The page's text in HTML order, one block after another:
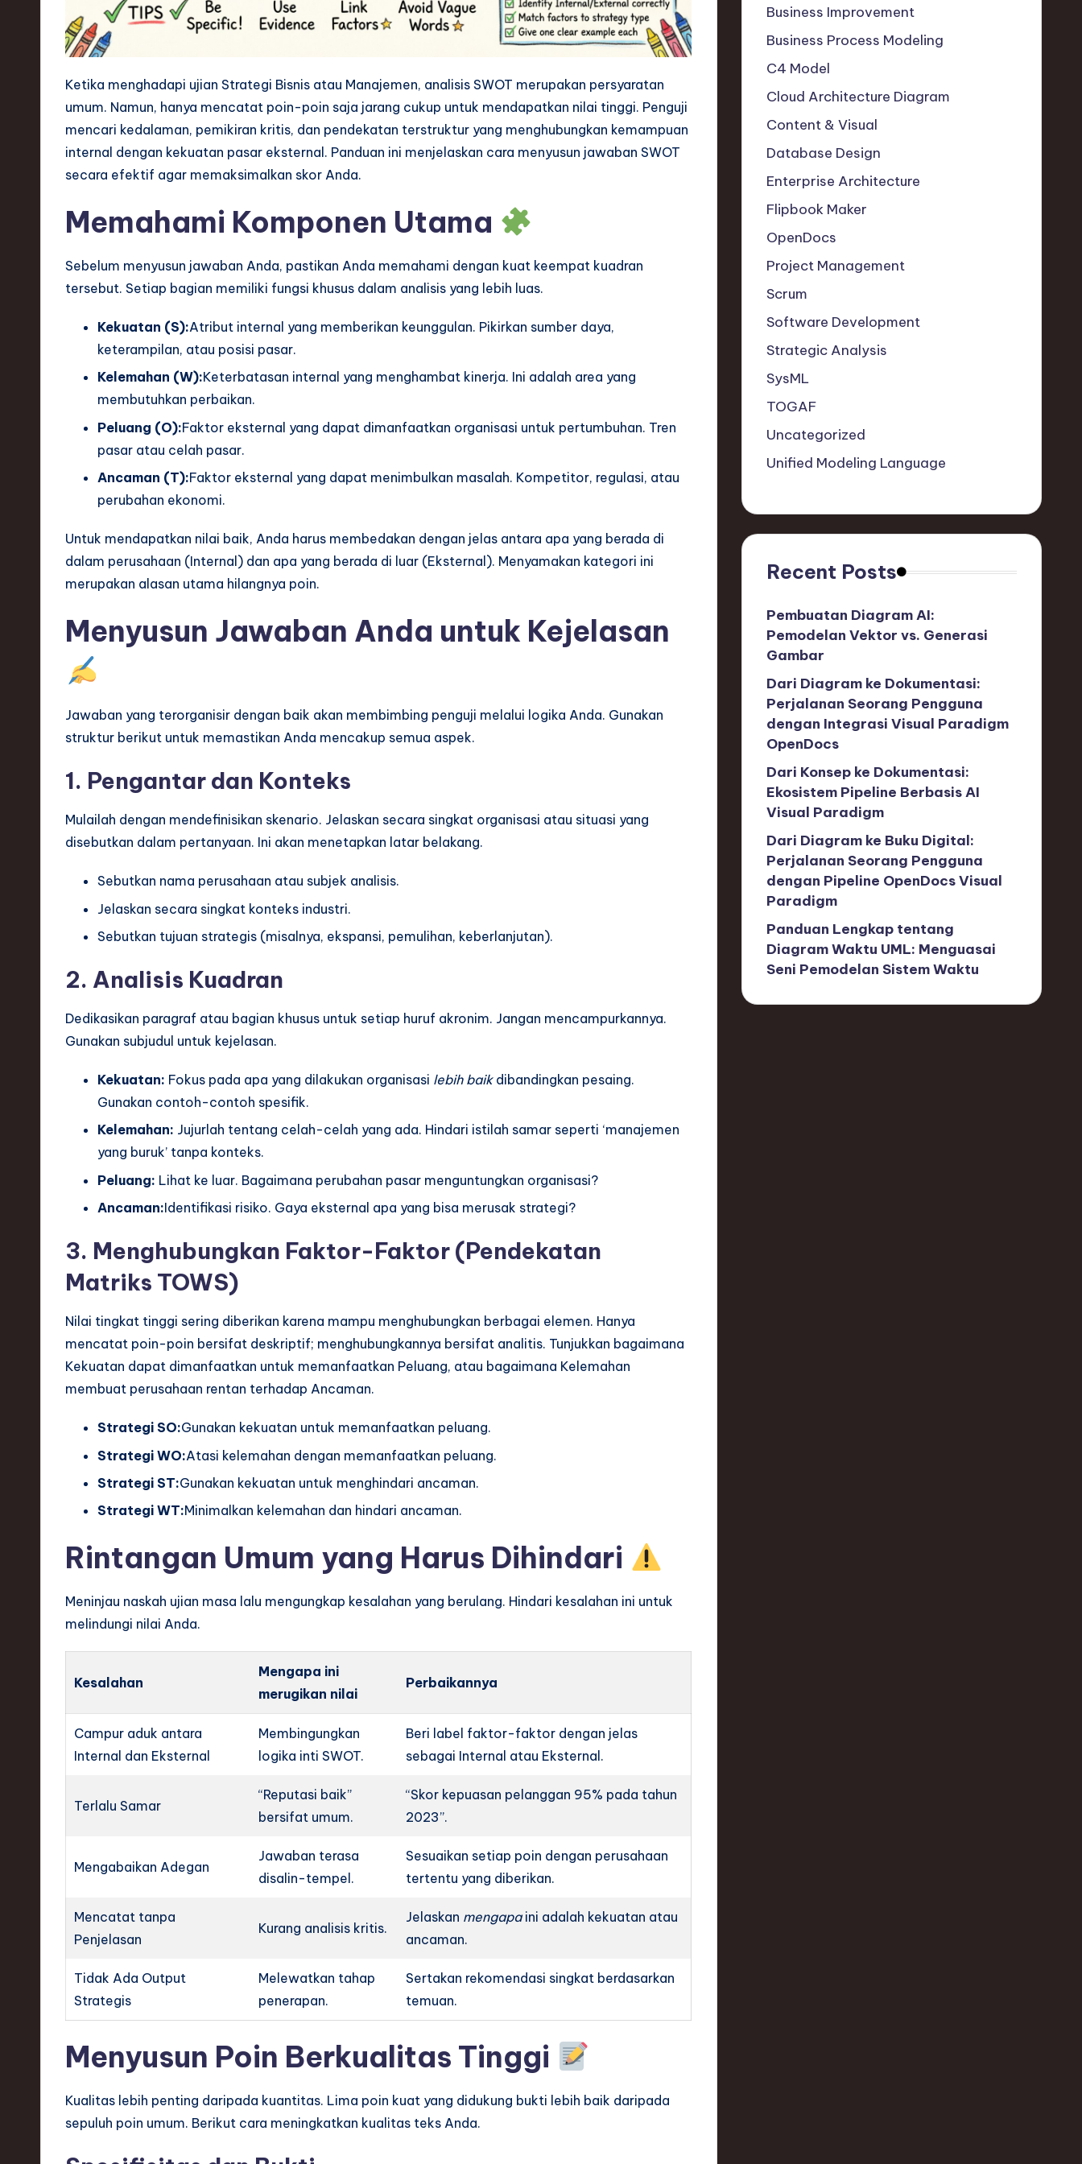
Ketika menghadapi ujian Strategi Bisnis atau Manajemen, analisis SWOT merupakan persyaratan
umum. Namun, hanya mencatat poin-poin saja jarang cukup untuk mendapatkan nilai tinggi. Penguji
mencari kedalaman, pemikiran kritis, dan pendekatan terstruktur yang menghubungkan kemampuan
internal dengan kekuatan pasar eksternal. Panduan ini menjelaskan cara menyusun jawaban SWOT
secara efektif agar memaksimalkan skor Anda.
Memahami Komponen Utama
Sebelum menyusun jawaban Anda, pastikan Anda memahami dengan kuat keempat kuadran
tersebut. Setiap bagian memiliki fungsi khusus dalam analisis yang lebih luas.
Kekuatan (S):Atribut internal yang memberikan keunggulan. Pikirkan sumber daya,
keterampilan, atau posisi pasar.
Kelemahan (W):Keterbatasan internal yang menghambat kinerja. Ini adalah area yang
membutuhkan perbaikan.
Peluang (O):Faktor eksternal yang dapat dimanfaatkan organisasi untuk pertumbuhan. Tren
pasar atau celah pasar.
Ancaman (T):Faktor eksternal yang dapat menimbulkan masalah. Kompetitor, regulasi, atau
perubahan ekonomi.
Untuk mendapatkan nilai baik, Anda harus membedakan dengan jelas antara apa yang berada di
dalam perusahaan (Internal) dan apa yang berada di luar (Eksternal). Menyamakan kategori ini
merupakan alasan utama hilangnya poin.
Menyusun Jawaban Anda untuk Kejelasan
Jawaban yang terorganisir dengan baik akan membimbing penguji melalui logika Anda. Gunakan
struktur berikut untuk memastikan Anda mencakup semua aspek.
1. Pengantar dan Konteks
Mulailah dengan mendefinisikan skenario. Jelaskan secara singkat organisasi atau situasi yang
disebutkan dalam pertanyaan. Ini akan menetapkan latar belakang.
Sebutkan nama perusahaan atau subjek analisis.
Jelaskan secara singkat konteks industri.
Sebutkan tujuan strategis (misalnya, ekspansi, pemulihan, keberlanjutan).
2. Analisis Kuadran
Dedikasikan paragraf atau bagian khusus untuk setiap huruf akronim. Jangan mencampurkannya.
Gunakan subjudul untuk kejelasan.
Kekuatan: Fokus pada apa yang dilakukan organisasi lebih baikdibandingkan pesaing.
Gunakan contoh-contoh spesifik.
Kelemahan: Jujurlah tentang celah-celah yang ada. Hindari istilah samar seperti ‘manajemen
yang buruk’ tanpa konteks.
Peluang: Lihat ke luar. Bagaimana perubahan pasar menguntungkan organisasi?
Ancaman:Identifikasi risiko. Gaya eksternal apa yang bisa merusak strategi?
3. Menghubungkan Faktor-Faktor (Pendekatan
Matriks TOWS)
Nilai tingkat tinggi sering diberikan karena mampu menghubungkan berbagai elemen. Hanya
mencatat poin-poin bersifat deskriptif; menghubungkannya bersifat analitis. Tunjukkan bagaimana
Kekuatan dapat dimanfaatkan untuk memanfaatkan Peluang, atau bagaimana Kelemahan
membuat perusahaan rentan terhadap Ancaman.
Strategi SO:Gunakan kekuatan untuk memanfaatkan peluang.
Strategi WO:Atasi kelemahan dengan memanfaatkan peluang.
Strategi ST:Gunakan kekuatan untuk menghindari ancaman.
Strategi WT:Minimalkan kelemahan dan hindari ancaman.
Rintangan Umum yang Harus Dihindari
Meninjau naskah ujian masa lalu mengungkap kesalahan yang berulang. Hindari kesalahan ini untuk
melindungi nilai Anda.
Kesalahan
Mengapa ini
merugikan nilai
Perbaikannya
Campur aduk antara
Internal dan Eksternal
Membingungkan
logika inti SWOT.
Beri label faktor-faktor dengan jelas
sebagai Internal atau Eksternal.
Terlalu Samar
“Reputasi baik”
bersifat umum.
“Skor kepuasan pelanggan 95% pada tahun
2023”.
Mengabaikan Adegan
Jawaban terasa
disalin-tempel.
Sesuaikan setiap poin dengan perusahaan
tertentu yang diberikan.
Mencatat tanpa
Penjelasan
Kurang analisis kritis.
Jelaskan mengapaini adalah kekuatan atau
ancaman.
Tidak Ada Output
Strategis
Melewatkan tahap
penerapan.
Sertakan rekomendasi singkat berdasarkan
temuan.
Menyusun Poin Berkualitas Tinggi
Kualitas lebih penting daripada kuantitas. Lima poin kuat yang didukung bukti lebih baik daripada
sepuluh poin umum. Berikut cara meningkatkan kualitas teks Anda.
Business Improvement
Business Process Modeling
C4 Model
Cloud Architecture Diagram
Content & Visual
Database Design
Enterprise Architecture
Flipbook Maker
OpenDocs
Project Management
Scrum
Software Development
Strategic Analysis
SysML
TOGAF
Uncategorized
Unified Modeling Language
Recent Posts
Pembuatan Diagram AI:
Pemodelan Vektor vs. Generasi
Gambar
Dari Diagram ke Dokumentasi:
Perjalanan Seorang Pengguna
dengan Integrasi Visual Paradigm
OpenDocs
Dari Konsep ke Dokumentasi:
Ekosistem Pipeline Berbasis AI
Visual Paradigm
Dari Diagram ke Buku Digital:
Perjalanan Seorang Pengguna
dengan Pipeline OpenDocs Visual
Paradigm
Panduan Lengkap tentang
Diagram Waktu UML: Menguasai
Seni Pemodelan Sistem Waktu